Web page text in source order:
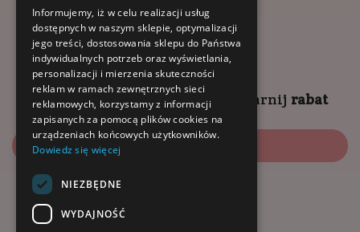
godziny otwarcia:
9:00 - 18:00 (pon-pt)
10:00 - 14:00 (sob)
Zapisz się naNEWSLETTER zgarnij rabat
Zapisz się
Informujemy, iż w celu realizacji usług
dostępnych w naszym sklepie, optymalizacji
jego treści, dostosowania sklepu do Państwa
indywidualnych potrzeb oraz wyświetlania,
personalizacji i mierzenia skuteczności
reklam w ramach zewnętrznych sieci
reklamowych, korzystamy z informacji
zapisanych za pomocą plików cookies na
urządzeniach końcowych użytkowników.
Dowiedz się więcej
NIEZBĘDNE
WYDAJNOŚĆ